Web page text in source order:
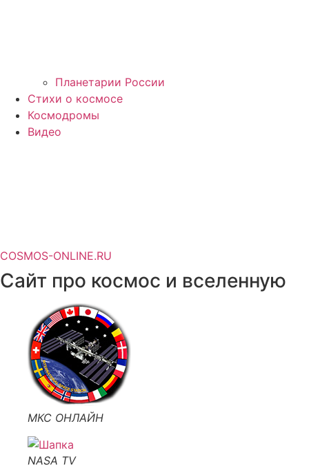
Планетарии России
Стихи о космосе
Космодромы
Видео
COSMOS-ONLINE.RU
Сайт про космос и вселенную
МКС ОНЛАЙН
NASA TV